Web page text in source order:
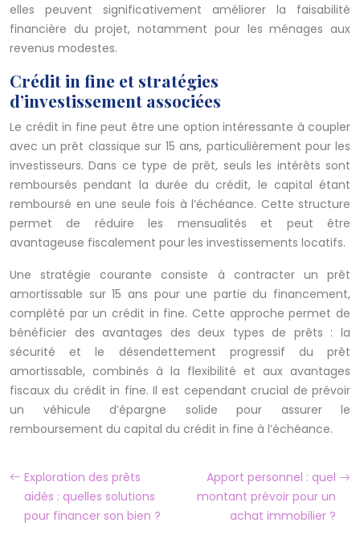
elles peuvent significativement améliorer la faisabilité
financière du projet, notamment pour les ménages aux
revenus modestes.
Crédit in fine et stratégies
d’investissement associées
Le crédit in fine peut être une option intéressante à coupler
avec un prêt classique sur 15 ans, particulièrement pour les
investisseurs. Dans ce type de prêt, seuls les intérêts sont
remboursés pendant la durée du crédit, le capital étant
remboursé en une seule fois à l’échéance. Cette structure
permet de réduire les mensualités et peut être
avantageuse fiscalement pour les investissements locatifs.
Une stratégie courante consiste à contracter un prêt
amortissable sur 15 ans pour une partie du financement,
complété par un crédit in fine. Cette approche permet de
bénéficier des avantages des deux types de prêts : la
sécurité et le désendettement progressif du prêt
amortissable, combinés à la flexibilité et aux avantages
fiscaux du crédit in fine. Il est cependant crucial de prévoir
un véhicule d’épargne solide pour assurer le
remboursement du capital du crédit in fine à l’échéance.
Exploration des prêts
aidés : quelles solutions
pour financer son bien ?
Apport personnel : quel
montant prévoir pour un
achat immobilier ?